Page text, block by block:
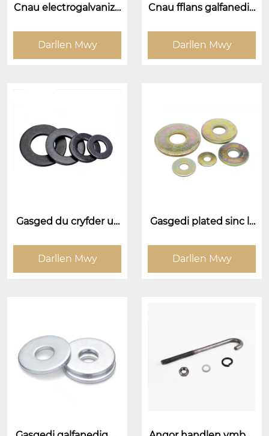
Cnau electrogalvanize
Darllen Mwy
Cnau fflans galfanedig
wyneb flange)
Darllen Mwy
Gasged du cryfder uc
Darllen Mwy
Gasgedi plated sinc lli
Darllen Mwy